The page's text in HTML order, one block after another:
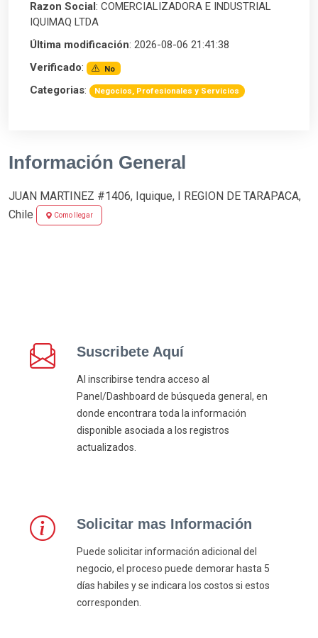
Razon Social : COMERCIALIZADORA E INDUSTRIAL
IQUIMAQ LTDA
Última modificación: 2026-08-06 21:41:38
Verificado: No
Categorias: Negocios, Profesionales y Servicios
Información General
JUAN MARTINEZ #1406, Iquique, I REGION DE TARAPACA,
Chile
Como llegar
Suscribete Aquí
Al inscribirse tendra acceso al
Panel/Dashboard de búsqueda general, en
donde encontrara toda la información
disponible asociada a los registros
actualizados.
Solicitar mas Información
Puede solicitar información adicional del
negocio, el proceso puede demorar hasta 5
días habiles y se indicara los costos si estos
corresponden.